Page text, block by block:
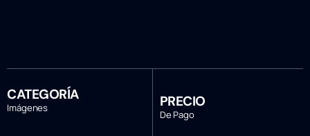
CATEGORÍA
Imágenes PRECIO
De Pago